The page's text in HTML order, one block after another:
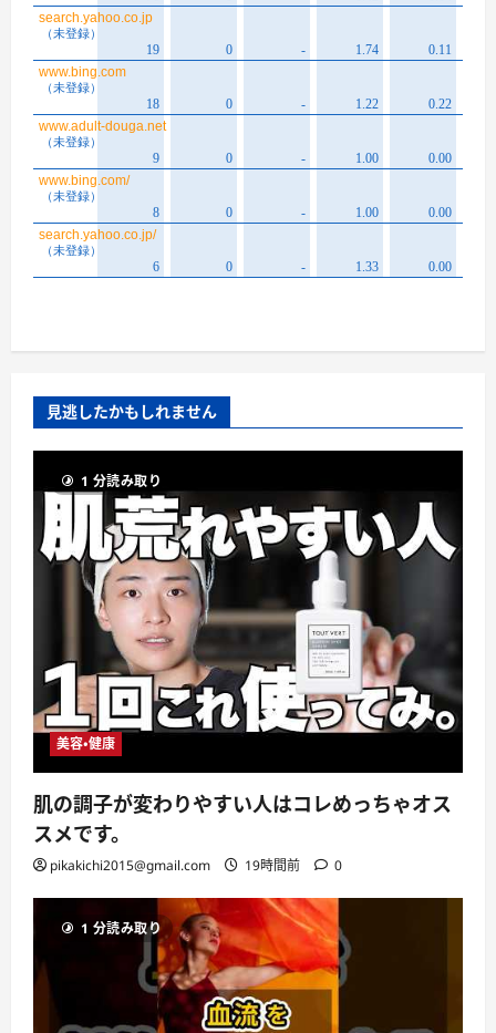
見逃したかもしれません
1 分読み取り
美容・健康
肌の調子が変わりやすい人はコレめっちゃオス
スメです。
pikakichi2015@gmail.com 19時間前 0
1 分読み取り